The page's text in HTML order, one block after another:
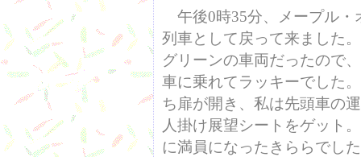
午後0時35分、メープル・
列車として戻って来ました
グリーンの車両だったので
車に乗れてラッキーでした
ち扉が開き、私は先頭車の
人掛け展望シートをゲット
に満員になったきららでし